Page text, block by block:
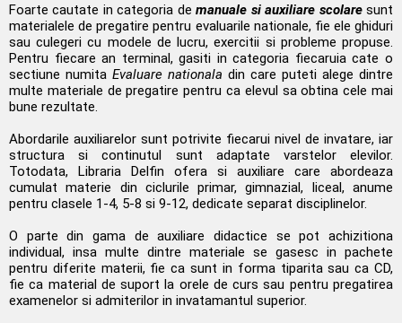
Foarte cautate in categoria demanuale si auxiliare scolaresunt
materialele de pregatire pentru evaluarile nationale, fie ele ghiduri
sau culegeri cu modele de lucru, exercitii si probleme propuse.
Pentru fiecare an terminal, gasiti in categoria fiecaruia cate o
sectiune numita Evaluare nationala din care puteti alege dintre
multe materiale de pregatire pentru ca elevul sa obtina cele mai
bune rezultate.
Abordarile auxiliarelor sunt potrivite fiecarui nivel de invatare, iar
structura si continutul sunt adaptate varstelor elevilor.
Totodata, Libraria Delfin ofera si auxiliare care abordeaza
cumulat materie din ciclurile primar, gimnazial, liceal, anume
pentru clasele 1-4, 5-8 si 9-12, dedicate separat disciplinelor.
O parte din gama de auxiliare didactice se pot achizitiona
individual, insa multe dintre materiale se gasesc in pachete
pentru diferite materii, fie ca sunt in forma tiparita sau ca CD,
fie ca material de suport la orele de curs sau pentru pregatirea
examenelor si admiterilor in invatamantul superior.